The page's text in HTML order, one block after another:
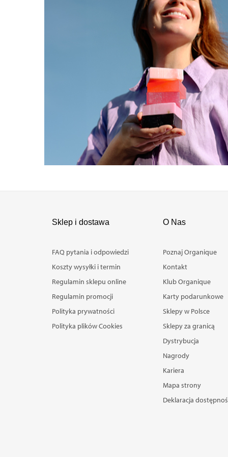
Sklep i dostawa
FAQ pytania i odpowiedzi
Koszty wysyłki i termin
Regulamin sklepu online
Regulamin promocji
Polityka prywatności
Polityka plików Cookies
O Nas
Poznaj Organique
Kontakt
Klub Organique
Karty podarunkowe
Sklepy w Polsce
Sklepy za granicą
Dystrybucja
Nagrody
Kariera
Mapa strony
Deklaracja